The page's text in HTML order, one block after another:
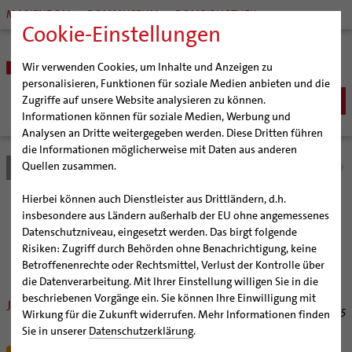
Cookie-Einstellungen
Wir verwenden Cookies, um Inhalte und Anzeigen zu
personalisieren, Funktionen für soziale Medien anbieten und die
Zugriffe auf unsere Website analysieren zu können.
Informationen können für soziale Medien, Werbung und
Analysen an Dritte weitergegeben werden. Diese Dritten führen
die Informationen möglicherweise mit Daten aus anderen
Quellen zusammen.
Hierbei können auch Dienstleister aus Drittländern, d.h.
insbesondere aus Ländern außerhalb der EU ohne angemessenes
Datenschutzniveau, eingesetzt werden. Das birgt folgende
Risiken: Zugriff durch Behörden ohne Benachrichtigung, keine
Betroffenenrechte oder Rechtsmittel, Verlust der Kontrolle über
die Datenverarbeitung. Mit Ihrer Einstellung willigen Sie in die
beschriebenen Vorgänge ein. Sie können Ihre Einwilligung mit
Wirkung für die Zukunft widerrufen. Mehr Informationen finden
Sie in unserer Datenschutzerklärung.
MARIENDOM DOMMUSEUM DOMBIBLIOTHEK
BISTUM
Bischöfe
Weihbischof Dr. Martin Marahrens
Bischof em. Norbert Trelle
Weihbischof em. Bongartz
Weihbischof em. Schwerdtfeger
Weihbischof em. Koitz
Bischof em. Dr. Wüstenberg
Generalvikariat
Gremien
Diözesangericht
Gemeindegremien
Pfarrgemeinden
Hildesheimer Dom
Virtueller Rundgang durch den Dom
Tausendjähriger Rosenstock
Die Hildesheimer Dommusik
Wallfahrten | Pilgern
Termine Wallfahrten und Pilgern
Jakobswege im Bistum Hildesheim
Veranstaltungen
Strategieprozess
Jugend
Bistum Hildesheim
Nachrichtenarchiv
der Bischöflichen Pressestelle Hildesheim (bph)
Jesuitenstaat: „Das Heilige Experiment“ 01/28/2015
In einer szenischen Lesung mit Musik